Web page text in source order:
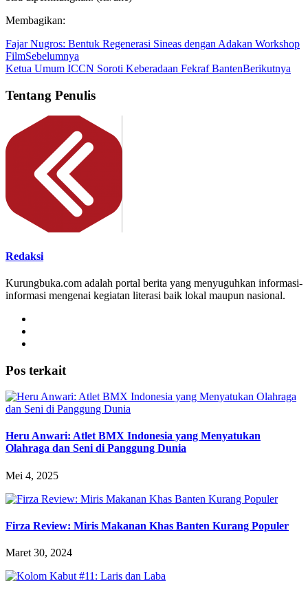
Membagikan:
Fajar Nugros: Bentuk Regenerasi Sineas dengan Adakan Workshop
FilmSebelumnya
Ketua Umum ICCN Soroti Keberadaan Fekraf BantenBerikutnya
Tentang Penulis
Redaksi
Kurungbuka.com adalah portal berita yang menyuguhkan informasi-
informasi mengenai kegiatan literasi baik lokal maupun nasional.
Pos terkait
Heru Anwari: Atlet BMX Indonesia yang Menyatukan
Olahraga dan Seni di Panggung Dunia
Mei 4, 2025
Firza Review: Miris Makanan Khas Banten Kurang Populer
Maret 30, 2024